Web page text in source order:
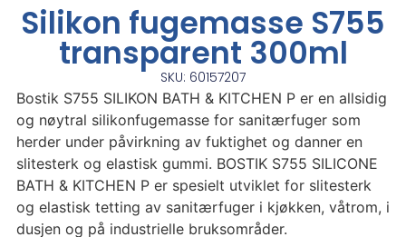
Silikon fugemasse S755
transparent 300ml
SKU: 60157207
Bostik S755 SILIKON BATH & KITCHEN P er en allsidig
og nøytral silikonfugemasse for sanitærfuger som
herder under påvirkning av fuktighet og danner en
slitesterk og elastisk gummi. BOSTIK S755 SILICONE
BATH & KITCHEN P er spesielt utviklet for slitesterk
og elastisk tetting av sanitærfuger i kjøkken, våtrom, i
dusjen og på industrielle bruksområder.